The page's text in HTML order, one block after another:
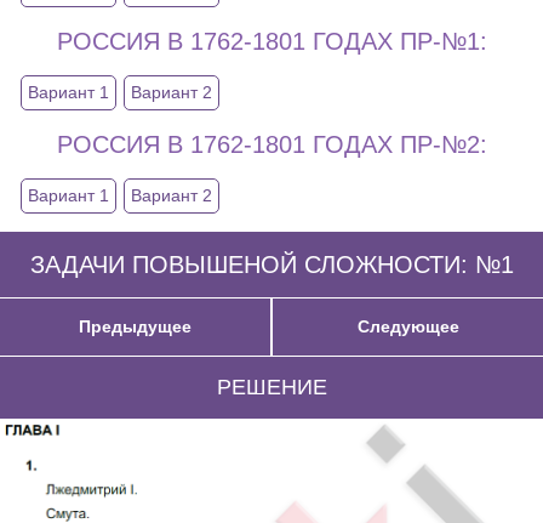
РОССИЯ В 1762-1801 ГОДАХ ПР-№1:
Вариант 1 Вариант 2
РОССИЯ В 1762-1801 ГОДАХ ПР-№2:
Вариант 1 Вариант 2
ЗАДАЧИ ПОВЫШЕНОЙ СЛОЖНОСТИ: №1
Предыдущее Следующее
РЕШЕНИЕ